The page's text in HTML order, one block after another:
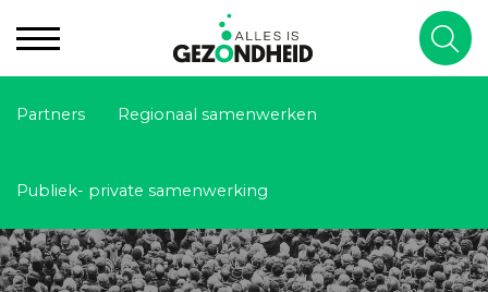
Partners Regionaal samenwerken
Publiek- private samenwerking